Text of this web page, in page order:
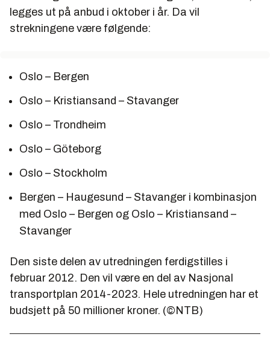
legges ut på anbud i oktober i år. Da vil
strekningene være følgende:
Oslo – Bergen
Oslo – Kristiansand – Stavanger
Oslo – Trondheim
Oslo – Göteborg
Oslo – Stockholm
Bergen – Haugesund – Stavanger i kombinasjon
med Oslo – Bergen og Oslo – Kristiansand –
Stavanger
Den siste delen av utredningen ferdigstilles i
februar 2012. Den vil være en del av Nasjonal
transportplan 2014-2023. Hele utredningen har et
budsjett på 50 millioner kroner. (©NTB)